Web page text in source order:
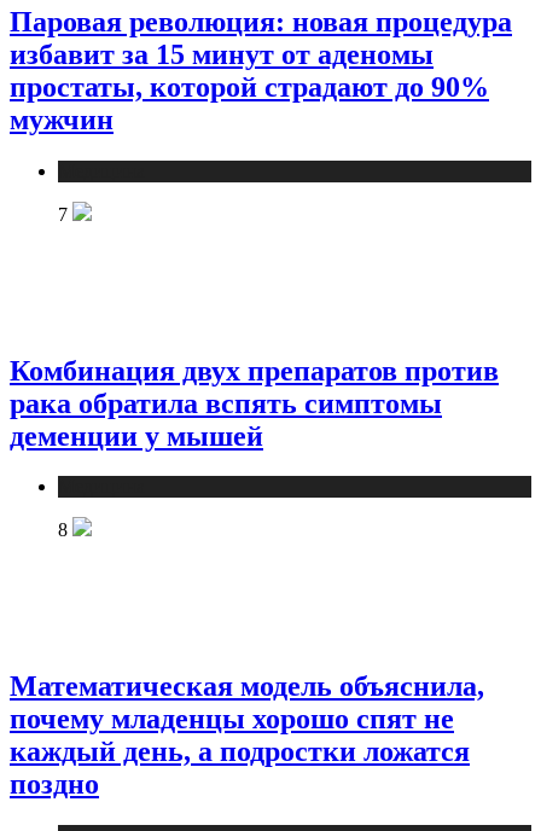
Паровая революция: новая процедура
избавит за 15 минут от аденомы
простаты, которой страдают до 90%
мужчин
7
Комбинация двух препаратов против
рака обратила вспять симптомы
деменции у мышей
8
Математическая модель объяснила,
почему младенцы хорошо спят не
каждый день, а подростки ложатся
поздно